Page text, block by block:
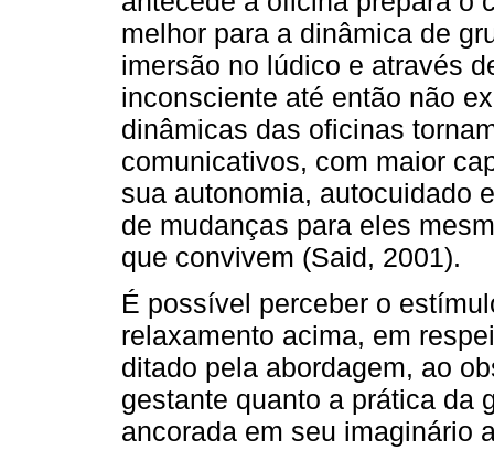
melhor para a dinâmica de
imersão no lúdico e através
inconsciente até então não
dinâmicas das oficinas
comunicativos, com maior
sua autonomia, autocuidado
de mudanças para eles
que convivem (Said, 2001).
É possível perceber o
relaxamento acima, em
ditado pela abordagem, ao
gestante quanto a prática da
ancorada em seu imaginário